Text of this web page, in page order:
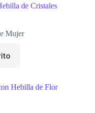
de Cristales
Mujer